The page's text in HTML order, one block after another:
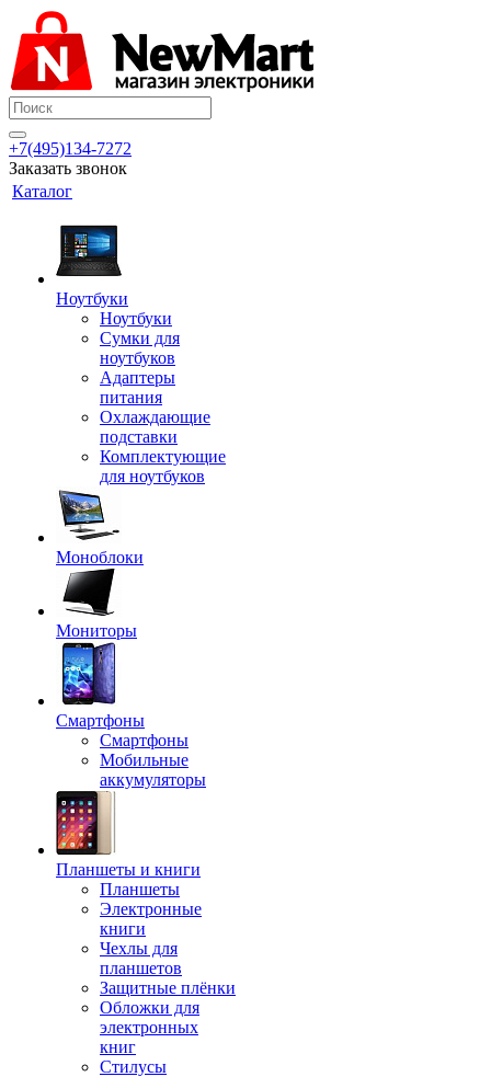
+7(495)134-7272
Заказать звонок
Каталог
Ноутбуки
Ноутбуки
Сумки для
ноутбуков
Адаптеры
питания
Охлаждающие
подставки
Комплектующие
для ноутбуков
Моноблоки
Мониторы
Смартфоны
Смартфоны
Мобильные
аккумуляторы
Планшеты и книги
Планшеты
Электронные
книги
Чехлы для
планшетов
Защитные плёнки
Обложки для
электронных
книг
Стилусы